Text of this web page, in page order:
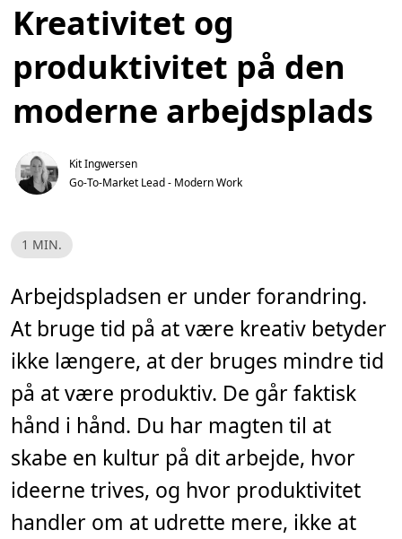
Kreativitet og
produktivitet på den
moderne arbejdsplads
Kit Ingwersen
Go-To-Market Lead - Modern Work
L
æ
i
1
m
.
1 MIN.
Arbejdspladsen er under forandring.
At bruge tid på at være kreativ betyder
ikke længere, at der bruges mindre tid
på at være produktiv. De går faktisk
hånd i hånd. Du har magten til at
skabe en kultur på dit arbejde, hvor
ideerne trives, og hvor produktivitet
handler om at udrette mere, ikke at